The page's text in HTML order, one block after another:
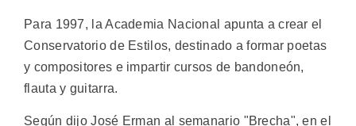
Para 1997, la Academia Nacional apunta a crear el
Conservatorio de Estilos, destinado a formar poetas
y compositores e impartir cursos de bandoneón,
flauta y guitarra.
Según dijo José Erman al semanario "Brecha", en el